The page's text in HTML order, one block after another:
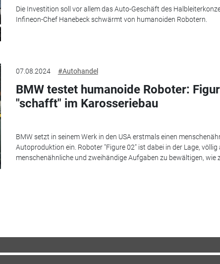
Die Investition soll vor allem das Auto-Geschäft des
Infineon-Chef Hanebeck schwärmt von humanoiden Robotern.
07.08.2024 #Autohandel
BMW testet humanoide Roboter:
"schafft" im Karosseriebau
BMW setzt in seinem Werk in den USA erstmals einen
Autoproduktion ein. Roboter "Figure 02" ist dabei in der Lage,
menschenähnliche und zweihändige Aufgaben zu bewältigen, wie